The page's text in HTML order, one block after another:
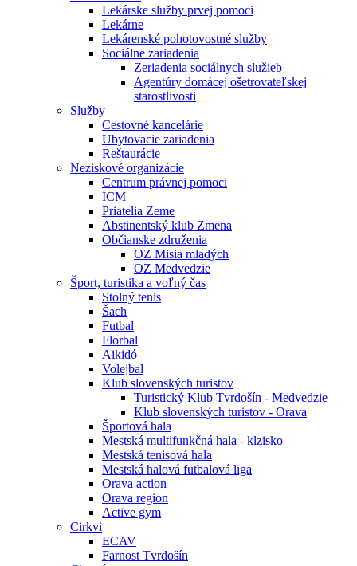
Lekárske služby prvej pomoci
Lekárne
Lekárenské pohotovostné služby
Sociálne zariadenia
Zeriadenia sociálnych služieb
Agentúry domácej ošetrovateľskej
starostlivosti
Služby
Cestovné kancelárie
Ubytovacie zariadenia
Reštaurácie
Neziskové organizácie
Centrum právnej pomoci
ICM
Priatelia Zeme
Abstinentský klub Zmena
Občianske združenia
OZ Misia mladých
OZ Medvedzie
Šport, turistika a voľný čas
Stolný tenis
Šach
Futbal
Florbal
Aikidó
Volejbal
Klub slovenských turistov
Turistický Klub Tvrdošín - Medvedzie
Klub slovenských turistov - Orava
Športová hala
Mestská multifunkčná hala - klzisko
Mestská tenisová hala
Mestská halová futbalová liga
Orava action
Orava region
Active gym
Cirkvi
ECAV
Farnost Tvrdošín